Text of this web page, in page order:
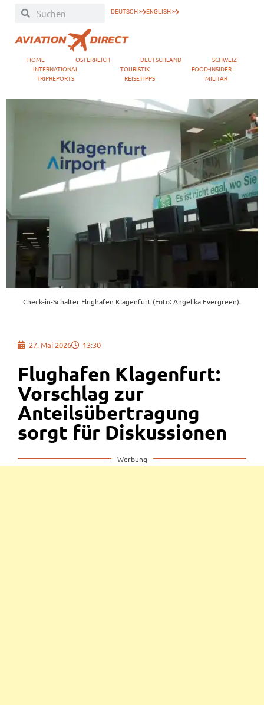
DEUTSCH » ENGLISH »
HOME ÖSTERREICH DEUTSCHLAND
SCHWEIZ
INTERNATIONAL
TOURISTIK
FOOD-INSIDER
TRIPREPORTS
REISETIPPS MILITÄR
Check-in-Schalter Flughafen Klagenfurt (Foto: Angelika Evergreen).
27. Mai 2026 13:30
Flughafen Klagenfurt:
Vorschlag zur
Anteilsübertragung
sorgt für Diskussionen
Werbung